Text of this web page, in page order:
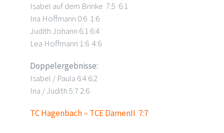
Isabel auf dem Brinke 7:5 6:1
Ina Hoffmann 0:6 1:6
Judith Johann 6:1 6:4
Lea Hoffmann 1:6 4:6
Doppelergebnisse:
Isabel / Paula 6:4 6:2
Ina / Judith 5:7 2:6
TC Hagenbach – TCE DamenII 7:7